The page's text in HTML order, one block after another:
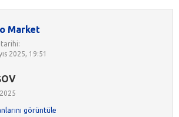
Market
tarihi:
2025, 19:51
görüntüle